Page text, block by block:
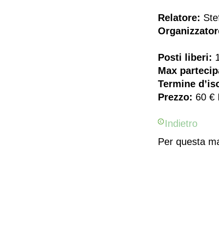
Relatore:
Posti liberi:
Max
Termine
Prezzo: 60 €
Indietro
Per questa